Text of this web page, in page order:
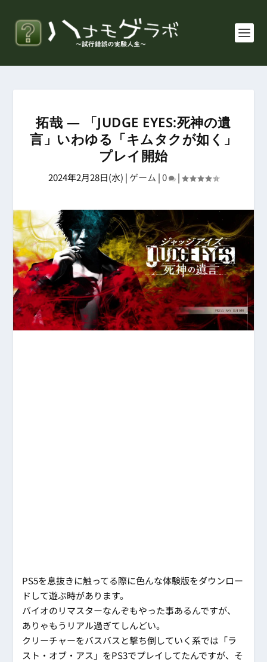
拓哉 ― 「JUDGE EYES:死神の遺
言」いわゆる「キムタクが如く」
プレイ開始
2024年2月28日(水) | ゲーム |0 |
PS5を息抜きに触ってる際に色んな体験版をダウンロー
ドして遊ぶ時があります。
バイオのリマスターなんぞもやった事あるんですが、
ありゃもうリアル過ぎてしんどい。
クリーチャーをバスバスと撃ち倒していく系では「ラ
スト・オブ・アス」をPS3でプレイしてたんですが、そ